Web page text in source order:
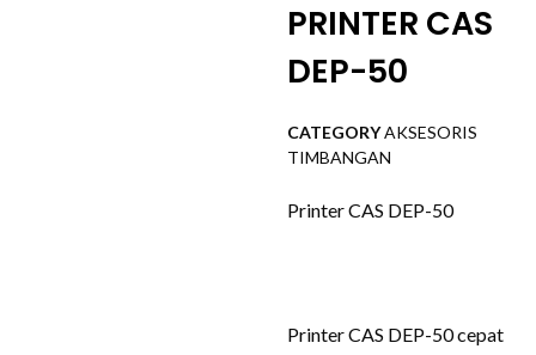
PRINTER CAS
DEP-50
CATEGORYAKSESORIS
TIMBANGAN
Printer CAS DEP-50
Printer CAS DEP-50 cepat